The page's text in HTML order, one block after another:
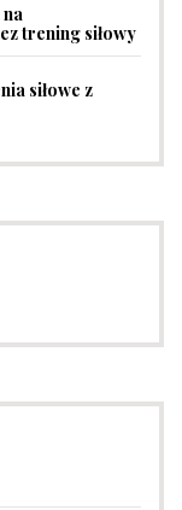
trening siłowy
siłowe z